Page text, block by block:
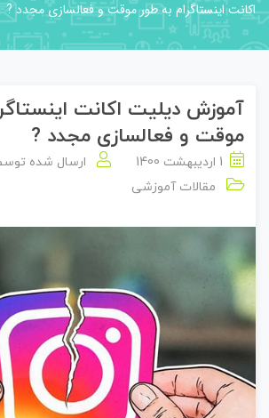
اکانت اینستاگرام به طور موقت و فعالسازی مجدد ?
آموزش دیلیت اکانت
موقت و فعالسازی مجدد ?
1 اردیبهشت 1400 ارسال شده
مقالات آموزشی